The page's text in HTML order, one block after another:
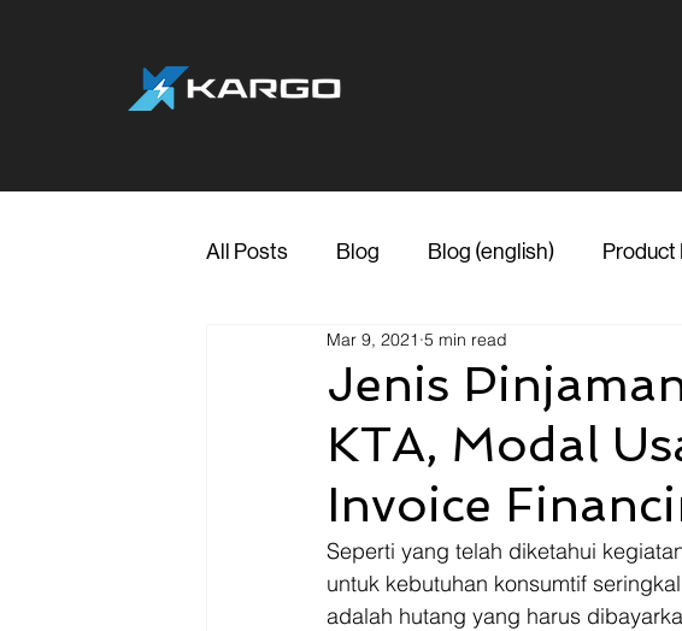
All Posts Blog Blog (english) Product
Jenis
KTA, Modal
Invoice
Mar 9, 2021 5 min read
Seperti yang telah diketahui
untuk kebutuhan konsumtif
adalah hutang yang harus